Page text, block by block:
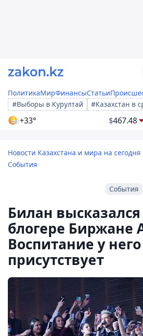
ПолитикаМирФинансыСтатьи
#Выборы в Курултай
#Казахстан в
+33° $467.48
Новости Казахстана и мира на сегодня
События
События
Билан высказался
блогере
Воспитание у него
присутствует